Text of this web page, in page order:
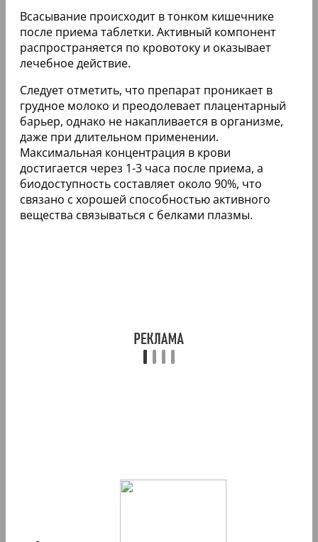
Всасывание происходит в тонком кишечнике
после приема таблетки. Активный компонент
распространяется по кровотоку и оказывает
лечебное действие.
Следует отметить, что препарат проникает в
грудное молоко и преодолевает плацентарный
барьер, однако не накапливается в организме,
даже при длительном применении.
Максимальная концентрация в крови
достигается через 1-3 часа после приема, а
биодоступность составляет около 90%, что
связано с хорошей способностью активного
вещества связываться с белками плазмы.